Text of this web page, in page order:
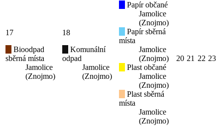
17
Bioodpad
sběrná místa
Jamolice
(Znojmo)
18
Komunální
odpad
Jamolice
(Znojmo)
Papír občané
Jamolice
(Znojmo)
Papír sběrná
místa
Jamolice
(Znojmo)
Plast občané
Jamolice
(Znojmo)
Plast sběrná
místa
Jamolice
(Znojmo)
20 21 22 23